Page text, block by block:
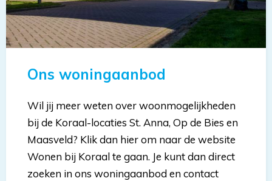
Ons woningaanbod
Wil jij meer weten over woonmogelijkheden
bij de Koraal-locaties St. Anna, Op de Bies en
Maasveld? Klik dan hier om naar de website
Wonen bij Koraal te gaan. Je kunt dan direct
zoeken in ons woningaanbod en contact